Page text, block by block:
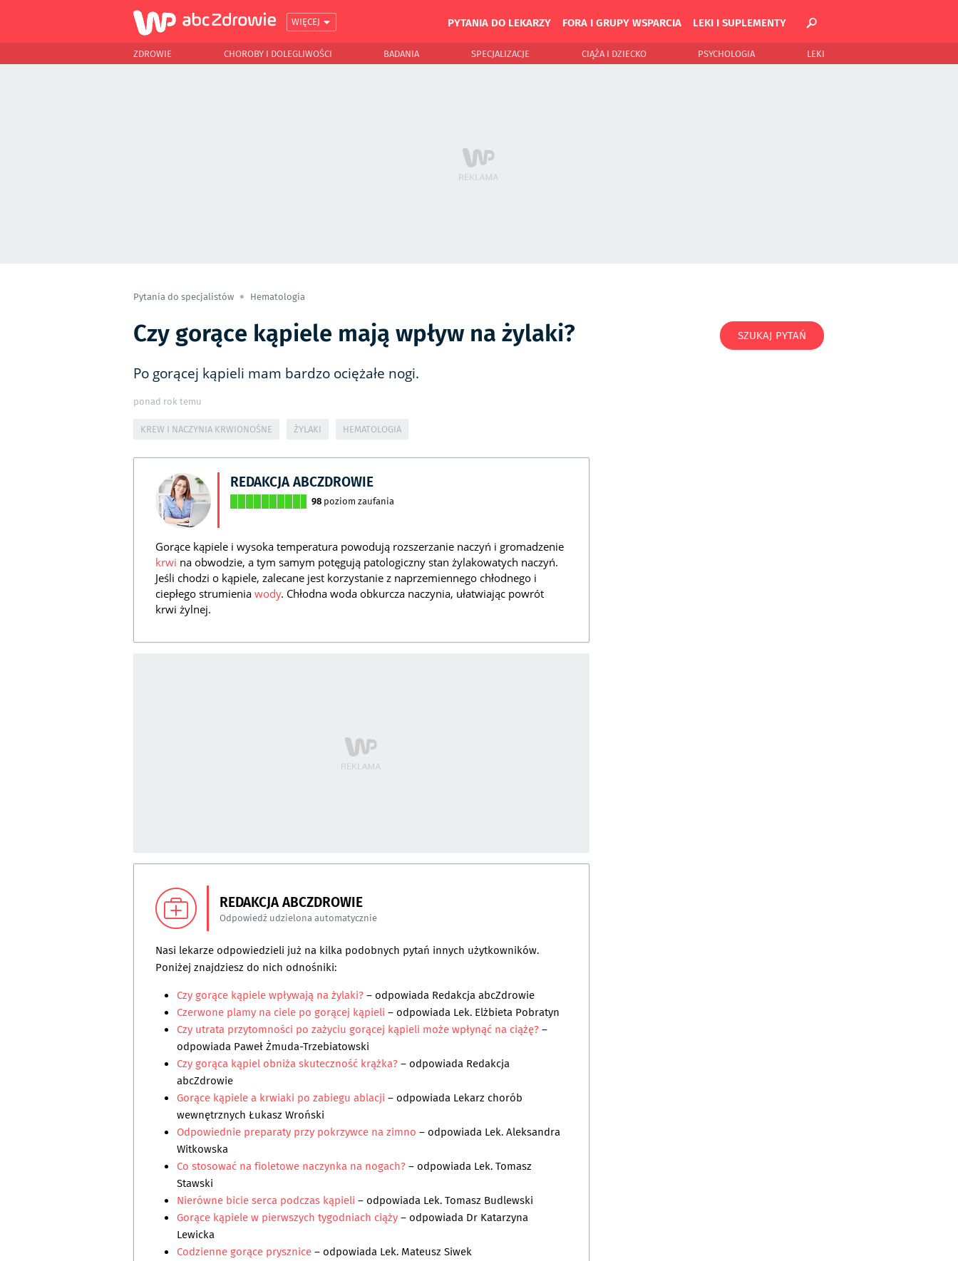
WIĘCEJ PYTANIA DO LEKARZY FORA I GRUPY WSPARCIA LEKI I SUPLEMENTY
ZDROWIE CHOROBY I DOLEGLIWOŚCI BADANIA SPECJALIZACJE CIĄŻA I DZIECKO PSYCHOLOGIA LEKI
Pytania do specjalistów Hematologia
Czy gorące kąpiele mają wpływ na żylaki?
Po gorącej kąpieli mam bardzo ociężałe nogi.
ponad rok temu
KREW I NACZYNIA KRWIONOŚNE ŻYLAKI HEMATOLOGIA
REDAKCJA ABCZDROWIE
98 poziom zaufania
Gorące kąpiele i wysoka temperatura powodują rozszerzanie naczyń i gromadzenie
krwi na obwodzie, a tym samym potęgują patologiczny stan żylakowatych naczyń.
Jeśli chodzi o kąpiele, zalecane jest korzystanie z naprzemiennego chłodnego i
ciepłego strumienia wody. Chłodna woda obkurcza naczynia, ułatwiając powrót
krwi żylnej.
REDAKCJA ABCZDROWIE
Odpowiedź udzielona automatycznie
Nasi lekarze odpowiedzieli już na kilka podobnych pytań innych użytkowników.
Poniżej znajdziesz do nich odnośniki:
Czy gorące kąpiele wpływają na żylaki?– odpowiada Redakcja abcZdrowie
Czerwone plamy na ciele po gorącej kąpieli – odpowiada Lek. Elżbieta Pobratyn
Czy utrata przytomności po zażyciu gorącej kąpieli może wpłynąć na ciążę?–
odpowiada Paweł Żmuda-Trzebiatowski
Czy gorąca kąpiel obniża skuteczność krążka?– odpowiada Redakcja
abcZdrowie
Gorące kąpiele a krwiaki po zabiegu ablacji – odpowiada Lekarz chorób
wewnętrznych Łukasz Wroński
Odpowiednie preparaty przy pokrzywce na zimno – odpowiada Lek. Aleksandra
Witkowska
Co stosować na fioletowe naczynka na nogach?– odpowiada Lek. Tomasz
Stawski
Nierówne bicie serca podczas kąpieli – odpowiada Lek. Tomasz Budlewski
Gorące kąpiele w pierwszych tygodniach ciąży– odpowiada Dr Katarzyna
Lewicka
Codzienne gorące prysznice– odpowiada Lek. Mateusz Siwek
SZUKAJ PYTAŃ